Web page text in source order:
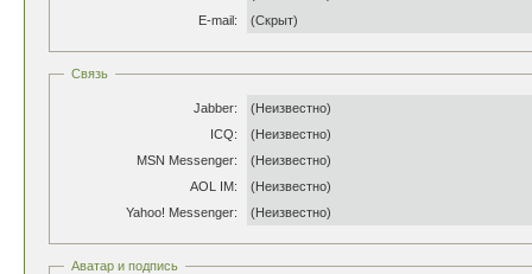
E-mail:
(Скрыт)
Связь
Jabber:
(Неизвестно)
ICQ:
(Неизвестно)
MSN Messenger:
(Неизвестно)
AOL IM:
(Неизвестно)
Yahoo! Messenger:
(Неизвестно)
Аватар и подпись